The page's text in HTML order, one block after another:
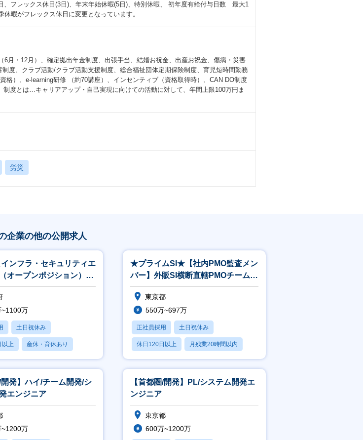
、フレックス休日(3日)、年末年始休暇(5日)、特別休暇、 初年度有給付与日数 最大1
がフレックス休日に変更となっています。
6月・12月）、確定拠出年金制度、出張手当、結婚お祝金、出産お祝金、傷病・災害
度、クラブ活動/クラブ活動支援制度、総合福祉団体定期保険制度、育児短時間勤務
格）、e-learning研修 （約70講座）、インセンティブ（資格取得時）、CAN DO制度
制度とは…キャリアアップ・自己実現に向けての活動に対して、年間上限100万円ま
労災
企業の他の公開求人
ンフラ・セキュリティエ
オープンポジション）
げ（リーダークラス以上
万
土日祝休み
以上 産休・育休あり
間以内
★プライムSI★【社内PMO監査メン
バー】外販SI横断直轄PMOチーム／
監査
東京都
550万~697万
正社員採用 土日祝休み
休日120日以上 月残業20時間以内
賞与あり
/開発】ハイ/チーム開発/シ
エンジニア
万
【首都圏/開発】PL/システム開発エ
ンジニア
東京都
600万~1200万